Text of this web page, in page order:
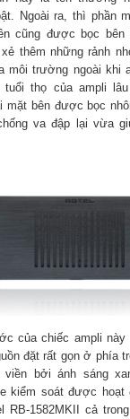
Ngoài ra, thì phần
cũng được bọc bên
thêm những rảnh
môi trường ngoài khi
thọ của ampli
mặt bên được bọc
va đập lại vừa
của chiếc ampli này
đặt rất gọn ở phía
bởi ánh sáng
kiểm soát được hoạt
RB-1582MKII cả